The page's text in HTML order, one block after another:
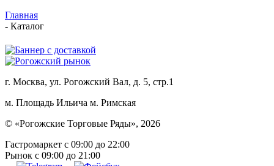
Главная
- Каталог
г. Москва, ул. Рогожский Вал, д. 5, стр.1
м. Площадь Ильича м. Римская
© «Рогожские Торговые Ряды», 2026
Гастромаркет с 09:00 до 22:00
Рынок c 09:00 до 21:00